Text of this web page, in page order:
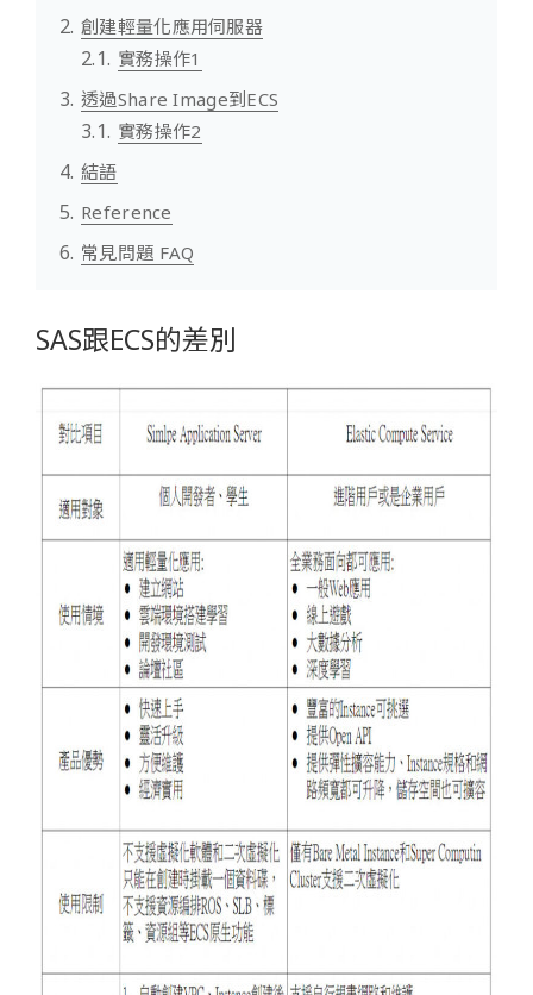
創建輕量化應用伺服器
實務操作1
透過Share Image到ECS
實務操作2
結語
Reference
常見問題 FAQ
SAS跟ECS的差別